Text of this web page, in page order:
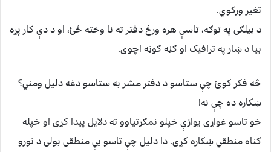
تغیر ورکوي.
د بیلګی په توګه، تاسې هره ورځ دفتر ته نا وخته ځئ، او د دې کار پړه
بيا د ښار په ترافیک او ګڼه ګوڼه اچوى.
څه فکر کوئ چې ستاسو د دفتر مشر به ستاسو دغه دلیل ومني؟
ښکاره ده چې نه!
خو تاسو غواړی یوازې خپلو نمګړتیاوو ته دلایل پیدا کړی او خپله
ګناه منطقي ښکاره کړی. دا دلیل چې تاسو یې منطقی بولی د نورو